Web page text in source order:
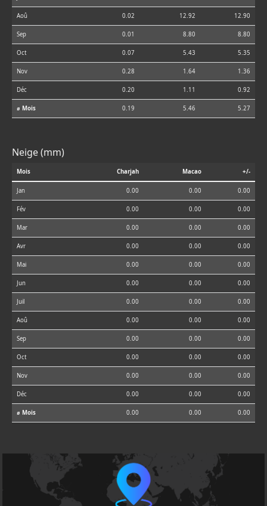
Aoû 0.02 12.92 12.90
Sep 0.01 8.80 8.80
Oct 0.07 5.43 5.35
Nov 0.28 1.64 1.36
Déc 0.20 1.11 0.92
⌀ Mois 0.19 5.46 5.27
Neige (mm)
Mois Charjah Macao +/-
Jan 0.00 0.00 0.00
Fév 0.00 0.00 0.00
Mar 0.00 0.00 0.00
Avr 0.00 0.00 0.00
Mai 0.00 0.00 0.00
Jun 0.00 0.00 0.00
Juil 0.00 0.00 0.00
Aoû 0.00 0.00 0.00
Sep 0.00 0.00 0.00
Oct 0.00 0.00 0.00
Nov 0.00 0.00 0.00
Déc 0.00 0.00 0.00
⌀ Mois 0.00 0.00 0.00